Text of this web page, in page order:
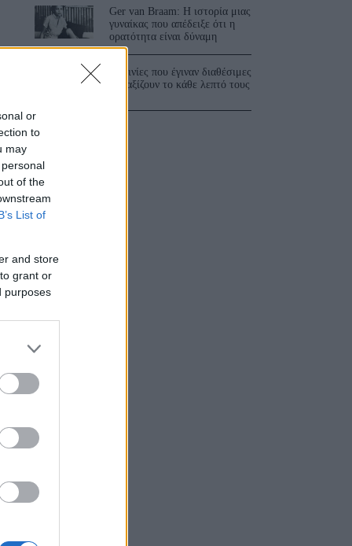
or
to
may
of the
List of
and store
grant or
purposes
Ger van Braam: Η ιστορία μιας
γυναίκας που απέδειξε ότι η
ορατότητα είναι δύναμη
3 ταινίες που έγιναν διαθέσιμες
και αξίζουν το κάθε λεπτό τους